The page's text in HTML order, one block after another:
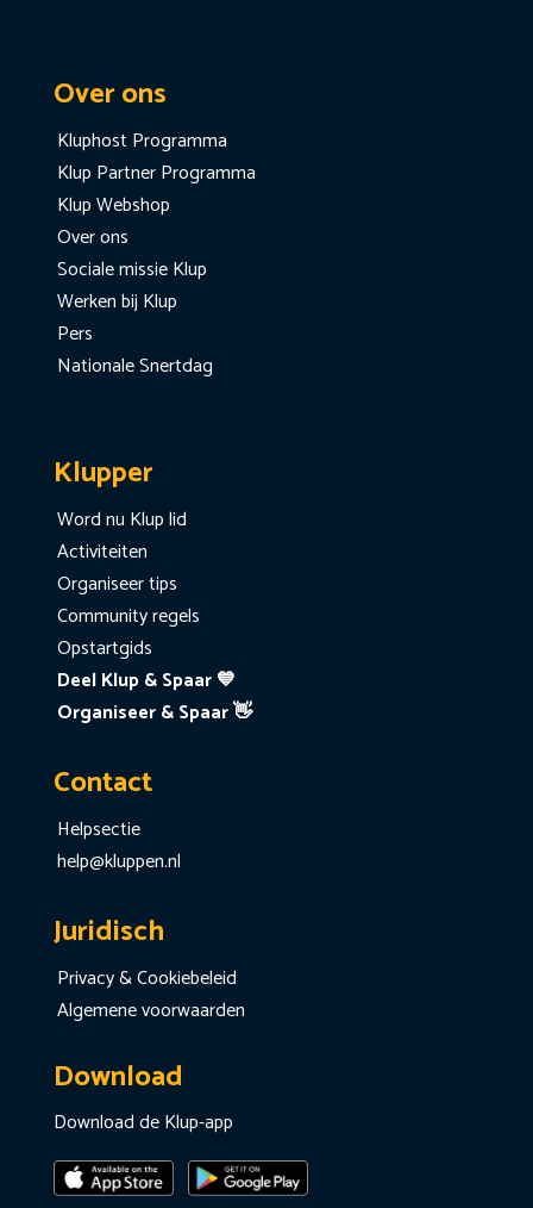
Over ons
Kluphost Programma
Klup Partner Programma
Klup Webshop
Over ons
Sociale missie Klup
Werken bij Klup
Pers
Nationale Snertdag
Klupper
Word nu Klup lid
Activiteiten
Organiseer tips
Community regels
Opstartgids
Deel Klup & Spaar 💙
Organiseer & Spaar 👋
Contact
Helpsectie
help@kluppen.nl
Juridisch
Privacy & Cookiebeleid
Algemene voorwaarden
Download
Download de Klup-app